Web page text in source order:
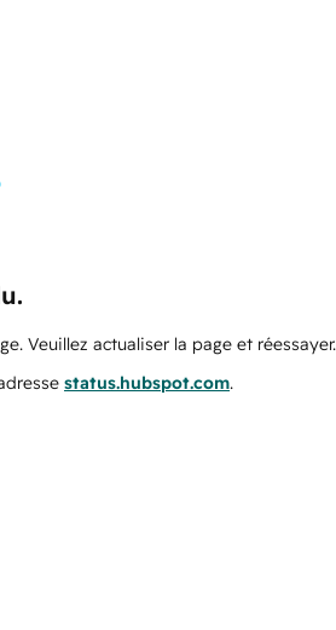
Veuillez actualiser la page et réessayer.
status.hubspot.com.